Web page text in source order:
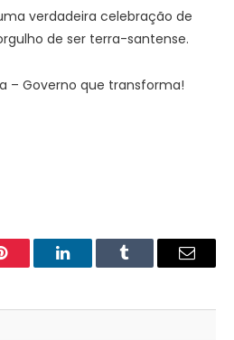
verdadeira celebração de
de ser terra-santense.
– Governo que transforma!
Pinterest LinkedInTumblr
E-